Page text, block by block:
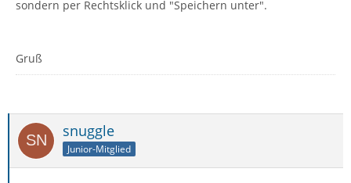
sondern per Rechtsklick und "Speichern unter".
Gruß
snuggle
Junior-Mitglied